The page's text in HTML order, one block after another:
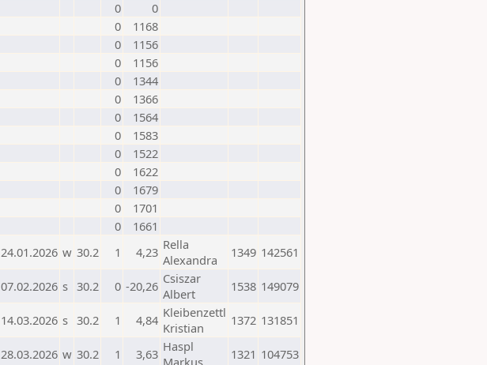
0
0
0
1168
0
1156
0
1156
0
1344
0
1366
0
1564
0
1583
0
1522
0
1622
0
1679
0
1701
0
1661
24.01.2026 w 30.2 1 4,23 Rella
Alexandra
1349 142561
07.02.2026 s 30.2 0 -20,26 Csiszar
Albert
1538 149079
14.03.2026 s 30.2 1 4,84 Kleibenzettl
Kristian
1372 131851
28.03.2026 w 30.2 1 3,63 Haspl
Markus
1321 104753